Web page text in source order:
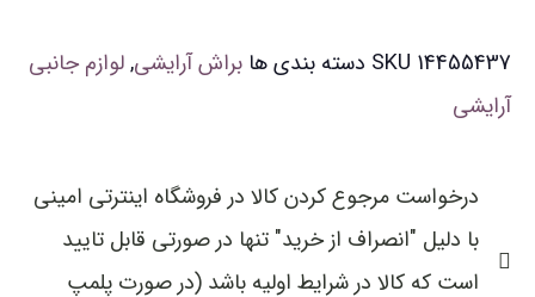
SKU 14455437 دسته بندی ها براش آرایشی,لوازم جانبی
آرایشی
درخواست مرجوع کردن کالا در فروشگاه اینترتی امینی
با دلیل "انصراف از خرید" تنها در صورتی قابل تایید
است که کالا در شرایط اولیه باشد (در صورت پلمپ